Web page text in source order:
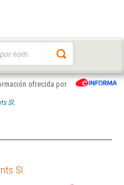
ofrecida por
Sl.
Sl.